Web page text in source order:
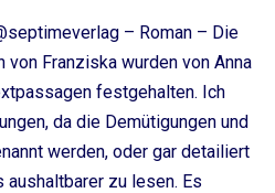
– Roman – Die
von Franziska wurden von Anna
festgehalten. Ich
da die Demütigungen und
werden, oder gar detailiert
zu lesen. Es